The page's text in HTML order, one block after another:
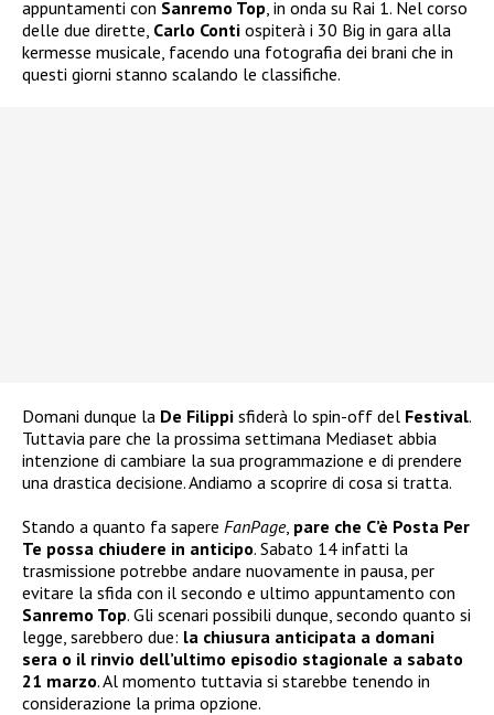
appuntamenti con Sanremo Top , in onda su Rai 1. Nel corso
delle due dirette, Carlo Conti ospiterà i 30 Big in gara alla
kermesse musicale, facendo una fotografia dei brani che in
questi giorni stanno scalando le classifiche.
Domani dunque la De Filippi sfiderà lo spin-off del Festival.
Tuttavia pare che la prossima settimana Mediaset abbia
intenzione di cambiare la sua programmazione e di prendere
una drastica decisione. Andiamo a scoprire di cosa si tratta.
Stando a quanto fa sapere FanPage, pare che C’è Posta Per
Te possa chiudere in anticipo. Sabato 14 infatti la
trasmissione potrebbe andare nuovamente in pausa, per
evitare la sfida con il secondo e ultimo appuntamento con
Sanremo Top. Gli scenari possibili dunque, secondo quanto si
legge, sarebbero due: la chiusura anticipata a domani
sera o il rinvio dell’ultimo episodio stagionale a sabato
21 marzo. Al momento tuttavia si starebbe tenendo in
considerazione la prima opzione.